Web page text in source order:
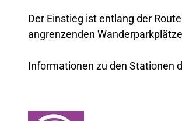
Der Einstieg ist entlang der
angrenzenden
Informationen zu den Stationen